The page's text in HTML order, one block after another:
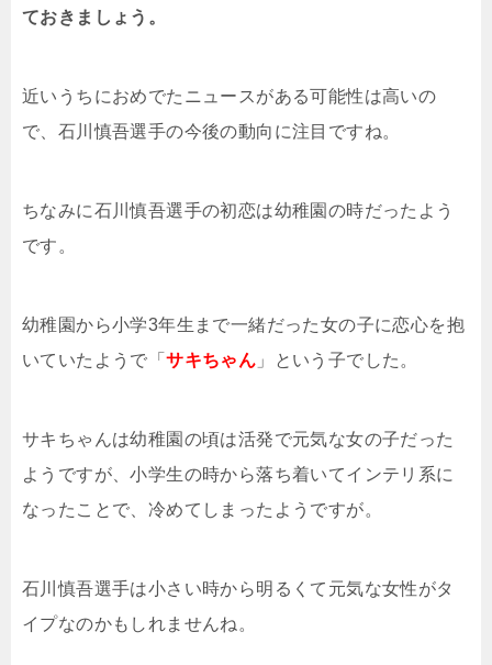
ておきましょう。
近いうちにおめでたニュースがある可能性は高いの
で、石川慎吾選手の今後の動向に注目ですね。
ちなみに石川慎吾選手の初恋は幼稚園の時だったよう
です。
幼稚園から小学3年生まで一緒だった女の子に恋心を抱
いていたようで「サキちゃん 」という子でした。
サキちゃんは幼稚園の頃は活発で元気な女の子だった
ようですが、小学生の時から落ち着いてインテリ系に
なったことで、冷めてしまったようですが。
石川慎吾選手は小さい時から明るくて元気な女性がタ
イプなのかもしれませんね。